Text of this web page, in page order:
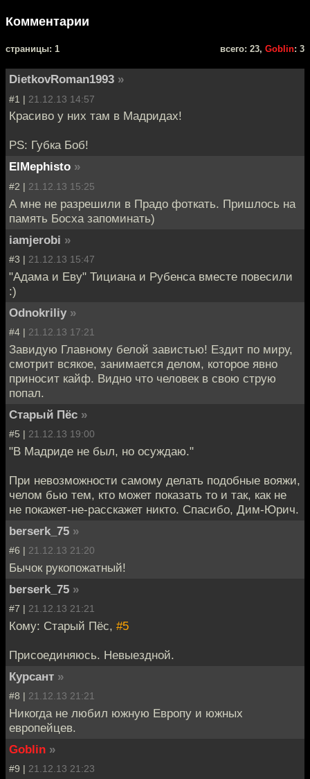
Комментарии
cтраницы: 1 всего: 23, Goblin: 3
DietkovRoman1993 »
#1 | 21.12.13 14:57
Красиво у них там в Мадридах!
PS: Губка Боб!
ElMephisto »
#2 | 21.12.13 15:25
А мне не разрешили в Прадо фоткать. Пришлось на
память Босха запоминать)
iamjerobi »
#3 | 21.12.13 15:47
"Адама и Еву" Тициана и Рубенса вместе повесили
:)
Odnokriliy »
#4 | 21.12.13 17:21
Завидую Главному белой завистью! Ездит по миру,
смотрит всякое, занимается делом, которое явно
приносит кайф. Видно что человек в свою струю
попал.
Старый Пёс »
#5 | 21.12.13 19:00
"В Мадриде не был, но осуждаю."
При невозможности самому делать подобные вояжи,
челом бью тем, кто может показать то и так, как не
не покажет-не-расскажет никто. Спасибо, Дим-Юрич.
berserk_75 »
#6 | 21.12.13 21:20
Бычок рукопожатный!
berserk_75 »
#7 | 21.12.13 21:21
Кому: Старый Пёс, #5
Присоединяюсь. Невыездной.
Курсант »
#8 | 21.12.13 21:21
Никогда не любил южную Европу и южных
европейцев.
Goblin »
#9 | 21.12.13 21:23